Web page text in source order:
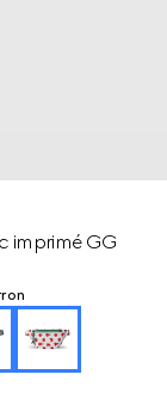
imprimé GG